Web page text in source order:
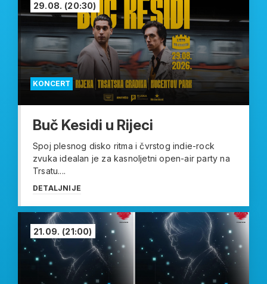
KONCERT
29.08. (20:30)
Buč Kesidi u Rijeci
Spoj plesnog disko ritma i čvrstog indie-rock
zvuka idealan je za kasnoljetni open-air party na
Trsatu....
DETALJNIJE
21.09. (21:00)